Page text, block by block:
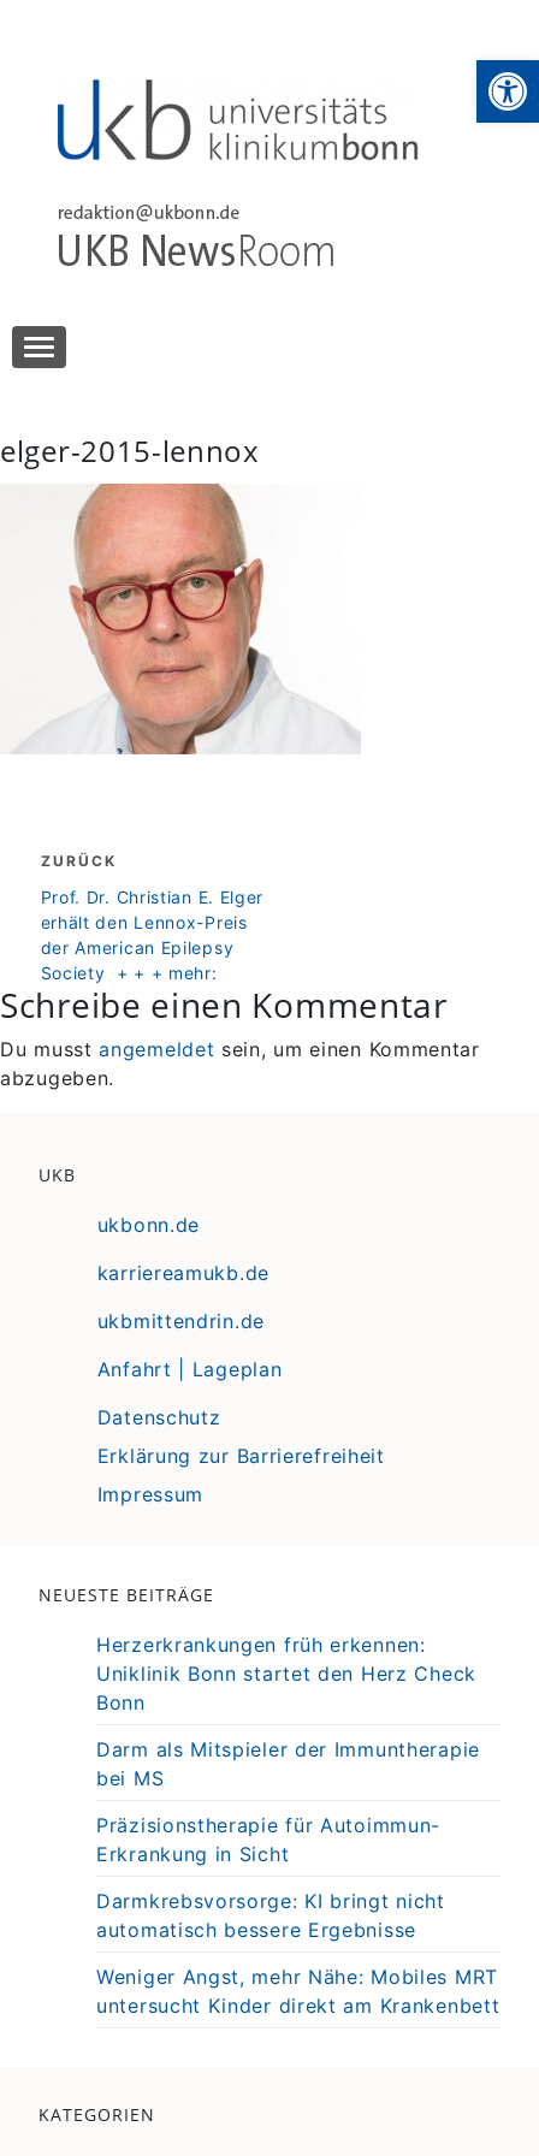
UKB NewsRoom
elger-2015-lennox
Beitragsnavigation
ZURÜCK
zurück
Prof. Dr. Christian E. Elger
erhält den Lennox-Preis
der American Epilepsy
Society + + + mehr:
Schreibe einen Kommentar
Du musstangemeldet sein, um einen Kommentar
abzugeben.
UKB
ukbonn.de
karriereamukb.de
ukbmittendrin.de
Anfahrt | Lageplan
Datenschutz
Erklärung zur Barrierefreiheit
Impressum
NEUESTE BEITRÄGE
Herzerkrankungen früh erkennen:
Uniklinik Bonn startet den Herz Check
Bonn
Darm als Mitspieler der Immuntherapie
bei MS
Präzisionstherapie für Autoimmun-
Erkrankung in Sicht
Darmkrebsvorsorge: KI bringt nicht
automatisch bessere Ergebnisse
Weniger Angst, mehr Nähe: Mobiles MRT
untersucht Kinder direkt am Krankenbett
KATEGORIEN